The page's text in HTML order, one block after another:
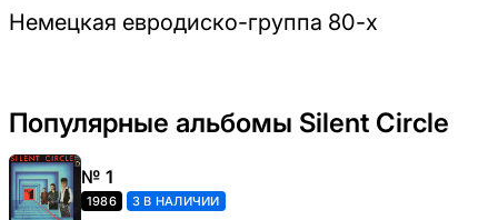
Немецкая евродиско-группа 80-х
Популярные альбомы Silent Circle
№ 1
1986 3 В НАЛИЧИИ